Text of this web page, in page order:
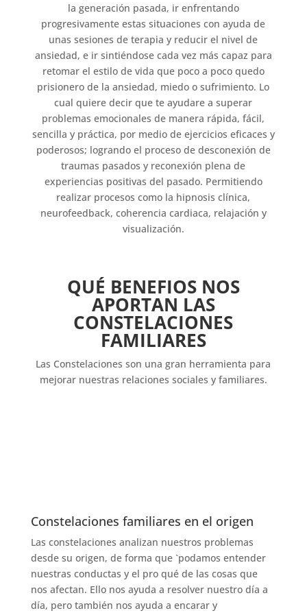
la generación pasada, ir enfrentando
progresivamente estas situaciones con ayuda de
unas sesiones de terapia y reducir el nivel de
ansiedad, e ir sintiéndose cada vez más capaz para
retomar el estilo de vida que poco a poco quedo
prisionero de la ansiedad, miedo o sufrimiento. Lo
cual quiere decir que te ayudare a superar
problemas emocionales de manera rápida, fácil,
sencilla y práctica, por medio de ejercicios eficaces y
poderosos; logrando el proceso de desconexión de
traumas pasados y reconexión plena de
experiencias positivas del pasado. Permitiendo
realizar procesos como la hipnosis clínica,
neurofeedback, coherencia cardiaca, relajación y
visualización.
QUÉ BENEFIOS NOS
APORTAN LAS
CONSTELACIONES
FAMILIARES
Las Constelaciones son una gran herramienta para
mejorar nuestras relaciones sociales y familiares.
Constelaciones familiares en el origen
Las constelaciones analizan nuestros problemas
desde su origen, de forma que `podamos entender
nuestras conductas y el pro qué de las cosas que
nos afectan. Ello nos ayuda a resolver nuestro día a
día, pero también nos ayuda a encarar y